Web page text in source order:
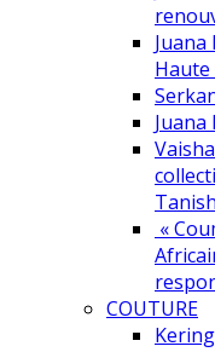
Haute
Juana
«
COUTURE